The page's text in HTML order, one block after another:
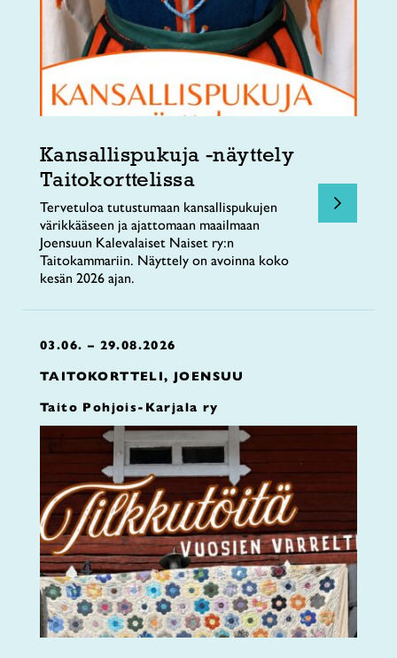
Kansallispukuja -näyttely
Taitokorttelissa
Tervetuloa tutustumaan kansallispukujen
värikkääseen ja ajattomaan maailmaan
Joensuun Kalevalaiset Naiset ry:n
Taitokammariin. Näyttely on avoinna koko
kesän 2026 ajan.
03.06. – 29.08.2026
TAITOKORTTELI, JOENSUU
Taito Pohjois-Karjala ry